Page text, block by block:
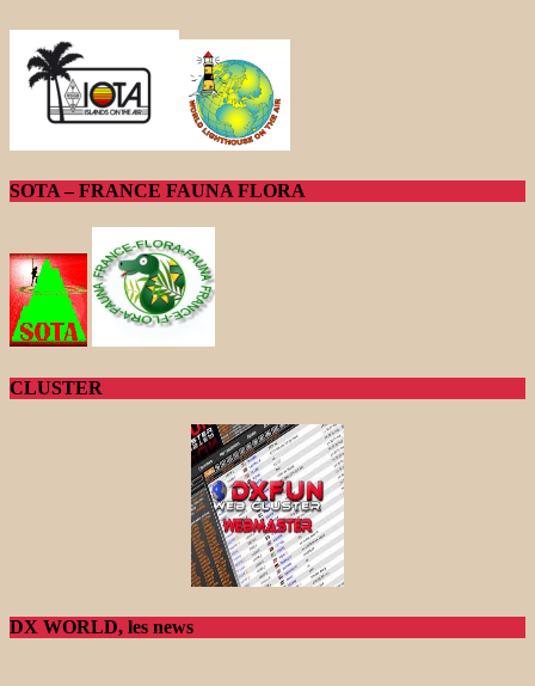
SOTA – FRANCE FAUNA FLORA
CLUSTER
DX WORLD, les news